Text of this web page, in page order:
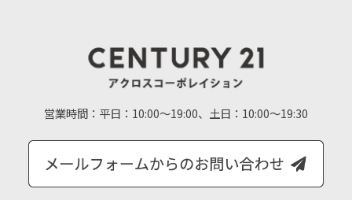
営業時間： 平日：10:00～19:00、土日：10:00～19:30